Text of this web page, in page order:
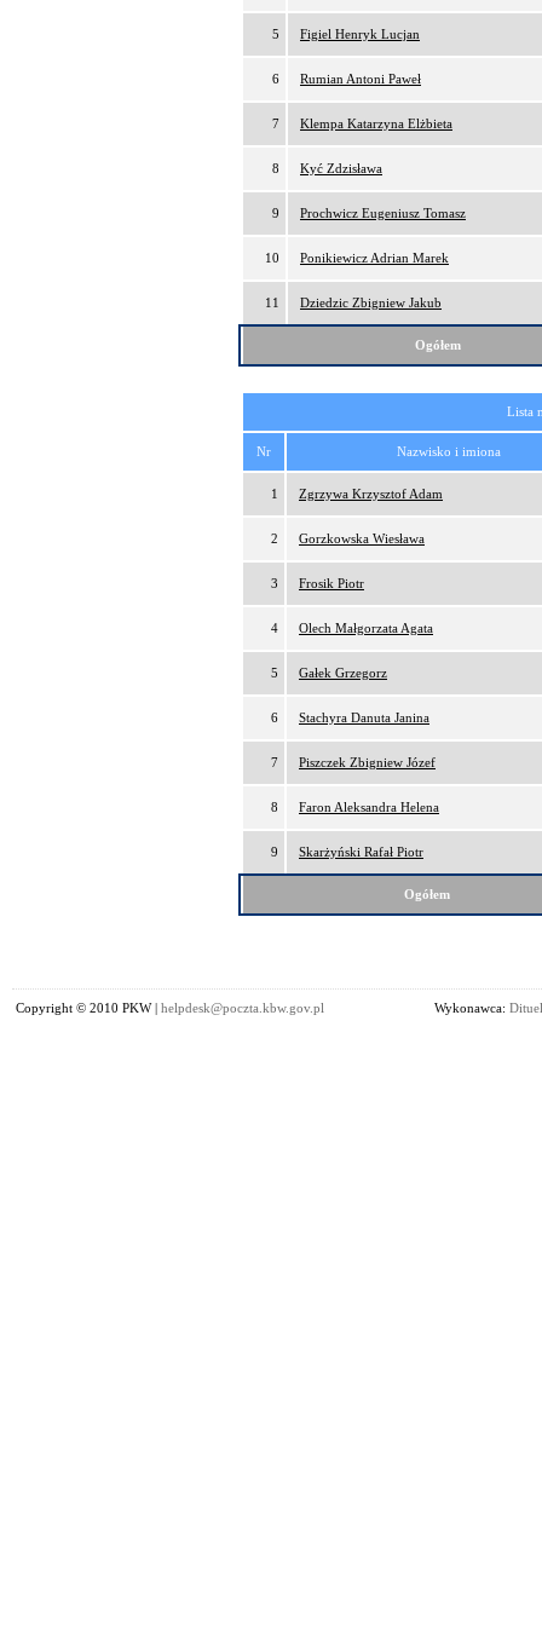
5 Figiel Henryk Lucjan
6 Rumian Antoni Paweł
7 Klempa Katarzyna Elżbieta
8 Kyć Zdzisława
9 Prochwicz Eugeniusz Tomasz
10 Ponikiewicz Adrian Marek
11 Dziedzic Zbigniew Jakub
Ogółem
Lista
Nr Nazwisko i imiona
1 Zgrzywa Krzysztof Adam
2 Gorzkowska Wiesława
3 Frosik Piotr
4 Olech Małgorzata Agata
5 Gałek Grzegorz
6 Stachyra Danuta Janina
7 Piszczek Zbigniew Józef
8 Faron Aleksandra Helena
9 Skarżyński Rafał Piotr
Ogółem
Copyright © 2010 PKW | helpdesk@poczta.kbw.gov.pl Wykonawca: